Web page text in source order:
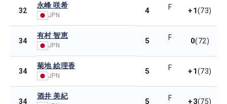
32
永峰 咲希
JPN 4 F +1(73)
34
有村 智恵
JPN 5 F 0(72)
34
菊地 絵理香
JPN 5 F +1(73)
34
酒井 美紀
5 F +3(75)